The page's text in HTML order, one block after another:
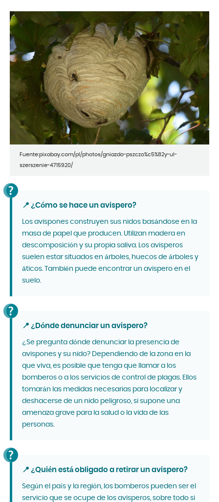
Fuente:pixabay.com/pl/photos/gniazdo-pszczo%c5%82y-ul-
szerszenie-4715920/
📍 ¿Cómo se hace un avispero?
Los avispones construyen sus nidos basándose en la
masa de papel que producen. Utilizan madera en
descomposición y su propia saliva. Los avisperos
suelen estar situados en árboles, huecos de árboles y
áticos. También puede encontrar un avispero en el
suelo.
📍 ¿Dónde denunciar un avispero?
¿Se pregunta dónde denunciar la presencia de
avispones y su nido? Dependiendo de la zona en la
que viva, es posible que tenga que llamar a los
bomberos o a los servicios de control de plagas. Ellos
tomarán las medidas necesarias para localizar y
deshacerse de un nido peligroso, si supone una
amenaza grave para la salud o la vida de las
personas.
📍 ¿Quién está obligado a retirar un avispero?
Según el país y la región, los bomberos pueden ser el
servicio que se ocupe de los avisperos, sobre todo si